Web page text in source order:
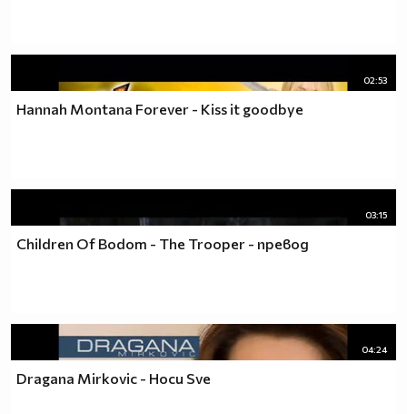
02:53
Hannah Montana Forever - Kiss it goodbye
03:15
Children Of Bodom - The Trooper - превод
04:24
Dragana Mirkovic - Hocu Sve